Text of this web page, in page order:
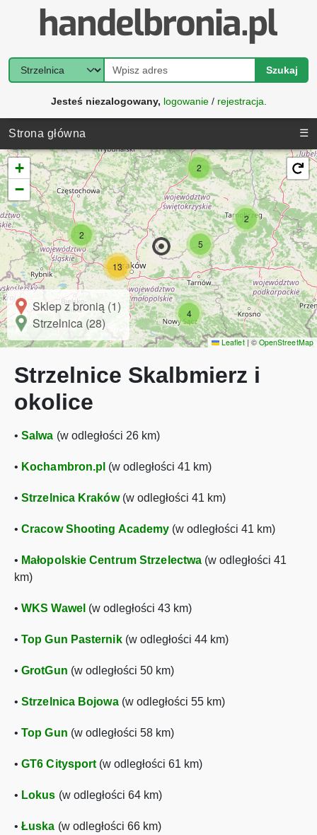
Szukaj
Jesteś niezalogowany, logowanie/ rejestracja
Strona główna ☰
2
2
2
4
5
13
+
−
Sklep z bronią (1)
Strzelnica (28)
Leaflet | © OpenStreetMap
Strzelnice Skalbmierz i
okolice
• Salwa (w odległości 26 km)
• Kochambron.pl (w odległości 41 km)
• Strzelnica Kraków(w odległości 41 km)
• Cracow Shooting Academy (w odległości 41 km)
• Małopolskie Centrum Strzelectwa (w odległości 41
km)
• WKS Wawel (w odległości 43 km)
• Top Gun Pasternik(w odległości 44 km)
• GrotGun (w odległości 50 km)
• Strzelnica Bojowa(w odległości 55 km)
• Top Gun (w odległości 58 km)
• GT6 Citysport (w odległości 61 km)
• Lokus (w odległości 64 km)
• Łuska (w odległości 66 km)